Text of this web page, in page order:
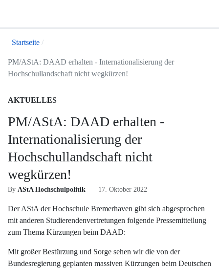
Startseite
PM/AStA: DAAD erhalten - Internationalisierung der
Hochschullandschaft nicht wegkürzen!
AKTUELLES
PM/AStA: DAAD erhalten -
Internationalisierung der
Hochschullandschaft nicht
wegkürzen!
By AStA Hochschulpolitik 17. Oktober 2022
Der AStA der Hochschule Bremerhaven gibt sich abgesprochen
mit anderen Studierendenvertretungen folgende Pressemitteilung
zum Thema Kürzungen beim DAAD:
Mit großer Bestürzung und Sorge sehen wir die von der
Bundesregierung geplanten massiven Kürzungen beim Deutschen